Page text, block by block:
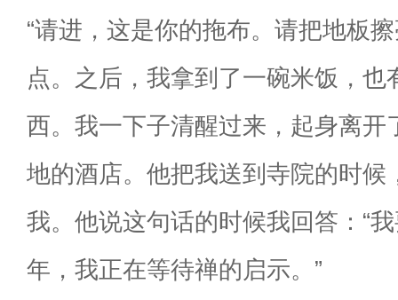
“请进，这是你的拖布。请把地板
点。之后，我拿到了一碗米饭，也
西。我一下子清醒过来，起身离开
地的酒店。他把我送到寺院的时候
我。他说这句话的时候我回答：“
年，我正在等待禅的启示。”